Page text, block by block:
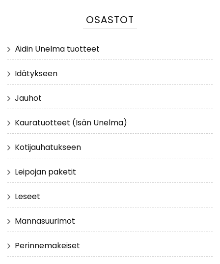
OSASTOT
Äidin Unelma tuotteet
Idätykseen
Jauhot
Kauratuotteet (Isän Unelma)
Kotijauhatukseen
Leipojan paketit
Leseet
Mannasuurimot
Perinnemakeiset